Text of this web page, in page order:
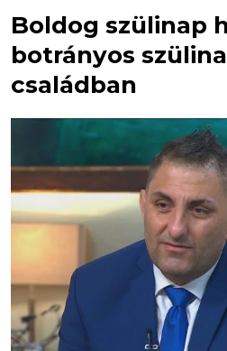
Boldog szülinap
botrányos
családban